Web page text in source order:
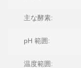
主な酵素:
pH 範囲:
温度範囲: